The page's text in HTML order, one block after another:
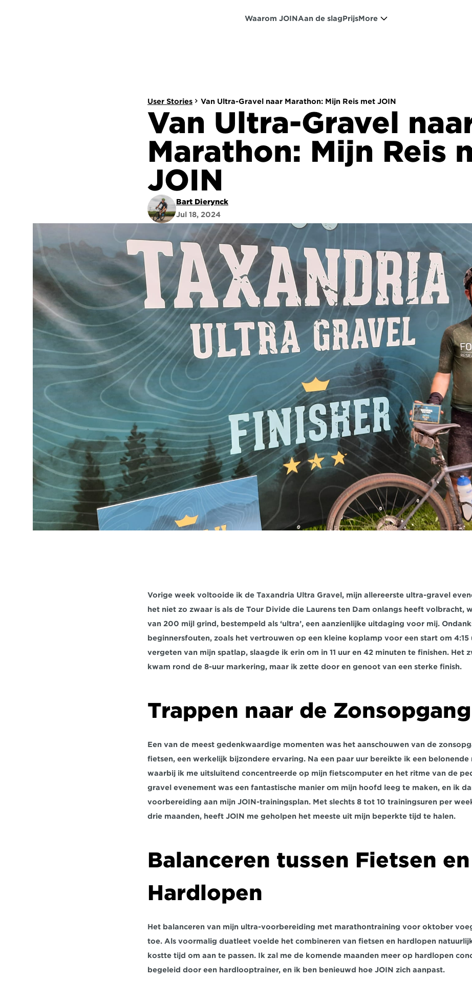
Waarom JOINAan de slagPrijsMore
User Stories Van Ultra-Gravel naar Marathon: Mijn Reis met JOIN
Van Ultra-Gravel
Marathon: Mijn Reis
JOIN
Bart Dierynck
Jul 18, 2024
Vorige week voltooide ik de Taxandria Ultra Gravel, mijn allereerste ultra-gravel
het niet zo zwaar is als de Tour Divide die Laurens ten Dam onlangs heeft volbracht,
van 200 mijl grind, bestempeld als ‘ultra’, een aanzienlijke uitdaging voor mij.
beginnersfouten, zoals het vertrouwen op een kleine koplamp voor een start om 4:15
vergeten van mijn spatlap, slaagde ik erin om in 11 uur en 42 minuten te finishen. Het
kwam rond de 8-uur markering, maar ik zette door en genoot van een sterke finish.
Trappen naar de Zonsopgang
Een van de meest gedenkwaardige momenten was het aanschouwen van de
fietsen, een werkelijk bijzondere ervaring. Na een paar uur bereikte ik een belonende
waarbij ik me uitsluitend concentreerde op mijn fietscomputer en het ritme van de
gravel evenement was een fantastische manier om mijn hoofd leeg te maken, en ik
voorbereiding aan mijn JOIN-trainingsplan. Met slechts 8 tot 10 trainingsuren per
drie maanden, heeft JOIN me geholpen het meeste uit mijn beperkte tijd te halen.
Balanceren tussen Fietsen en
Hardlopen
Het balanceren van mijn ultra-voorbereiding met marathontraining voor oktober
toe. Als voormalig duatleet voelde het combineren van fietsen en hardlopen
kostte tijd om aan te passen. Ik zal me de komende maanden meer op hardlopen
begeleid door een hardlooptrainer, en ik ben benieuwd hoe JOIN zich aanpast.